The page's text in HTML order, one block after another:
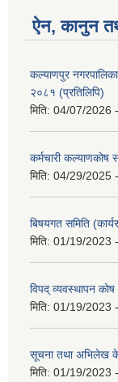
ऐन, कानुन
कल्याणपुर
२०८१ (प्रतिलिपि)
मिति: 04/07/2026
कर्मचारी कल्याणकोष
मिति: 04/29/2025
बिषयगत समिति
मिति: 01/19/2023
विपद् व्यवस्थापन
मिति: 01/19/2023
सूचना तथा अभिलेख
मिति: 01/19/2023